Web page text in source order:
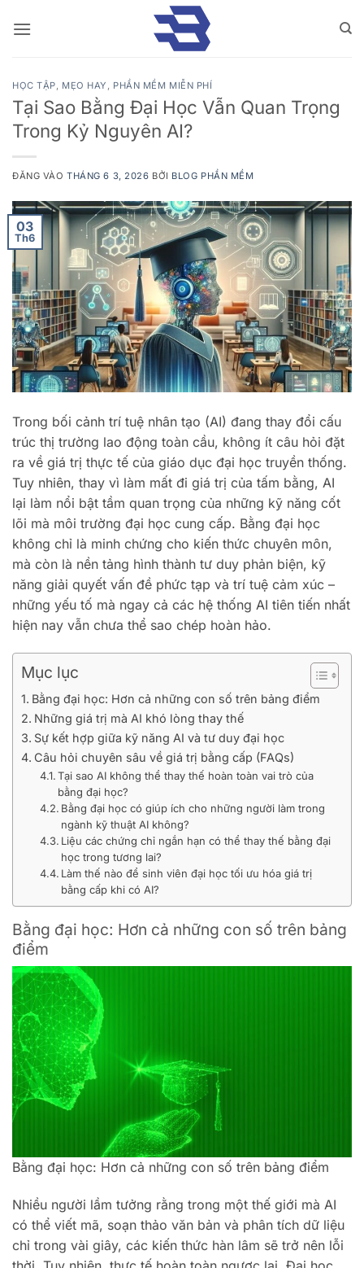
qua
HỌC TẬP, MẸO HAY , PHẦN MỀM MIỄN PHÍ
Tại Sao Bằng Đại Học Vẫn Quan Trọng
Trong Kỷ Nguyên AI?
ĐĂNG VÀOTHÁNG 6 3, 2026 BỞI BLOG PHẦN MỀM
03
Th6
Trong bối cảnh trí tuệ nhân tạo (AI) đang thay đổi cấu
trúc thị trường lao động toàn cầu, không ít câu hỏi đặt
ra về giá trị thực tế của giáo dục đại học truyền thống.
Tuy nhiên, thay vì làm mất đi giá trị của tấm bằng, AI
lại làm nổi bật tầm quan trọng của những kỹ năng cốt
lõi mà môi trường đại học cung cấp. Bằng đại học
không chỉ là minh chứng cho kiến thức chuyên môn,
mà còn là nền tảng hình thành tư duy phản biện, kỹ
năng giải quyết vấn đề phức tạp và trí tuệ cảm xúc –
những yếu tố mà ngay cả các hệ thống AI tiên tiến nhất
hiện nay vẫn chưa thể sao chép hoàn hảo.
Mục lục
Bằng đại học: Hơn cả những con số trên bảng điểm
Những giá trị mà AI khó lòng thay thế
Sự kết hợp giữa kỹ năng AI và tư duy đại học
Câu hỏi chuyên sâu về giá trị bằng cấp (FAQs)
Tại sao AI không thể thay thế hoàn toàn vai trò của
bằng đại học?
Bằng đại học có giúp ích cho những người làm trong
ngành kỹ thuật AI không?
Liệu các chứng chỉ ngắn hạn có thể thay thế bằng đại
học trong tương lai?
Làm thế nào để sinh viên đại học tối ưu hóa giá trị
bằng cấp khi có AI?
Bằng đại học: Hơn cả những con số trên bảng
điểm
Bằng đại học: Hơn cả những con số trên bảng điểm
Nhiều người lầm tưởng rằng trong một thế giới mà AI
có thể viết mã, soạn thảo văn bản và phân tích dữ liệu
chỉ trong vài giây, các kiến thức hàn lâm sẽ trở nên lỗi